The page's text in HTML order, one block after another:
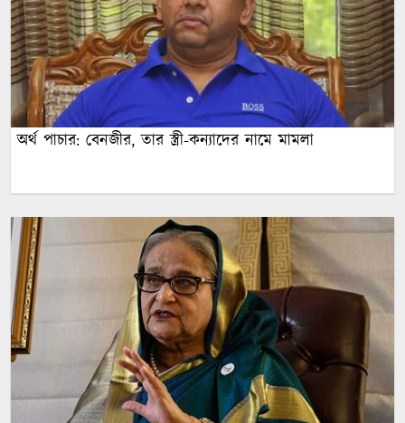
অর্থ পাচার: বেনজীর, তার স্ত্রী-কন্যাদের নামে মামলা